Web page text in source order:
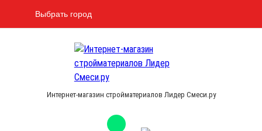
Выбрать город
Интернет-магазин стройматериалов Лидер Смеси.ру